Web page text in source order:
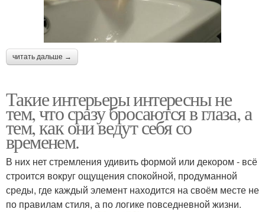
читать дальше →
Такие интерьеры интересны не
тем, что сразу бросаются в глаза, а
тем, как они ведут себя со
временем.
В них нет стремления удивить формой или декором - всё
строится вокруг ощущения спокойной, продуманной
среды, где каждый элемент находится на своём месте не
по правилам стиля, а по логике повседневной жизни.